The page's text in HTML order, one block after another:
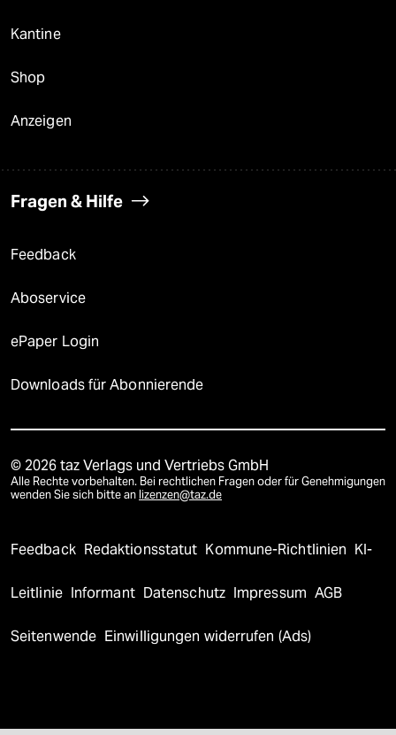
Kantine
Shop
Anzeigen
Fragen & Hilfe
Feedback
Aboservice
ePaper Login
Downloads für Abonnierende
© 2026 taz Verlags und Vertriebs GmbH
Alle Rechte vorbehalten. Bei rechtlichen Fragen oder für Genehmigungen
wenden Sie sich bitte an lizenzen@taz.de
Feedback Redaktionsstatut Kommune-Richtlinien KI-
Leitlinie Informant Datenschutz Impressum AGB
Seitenwende Einwilligungen widerrufen (Ads)